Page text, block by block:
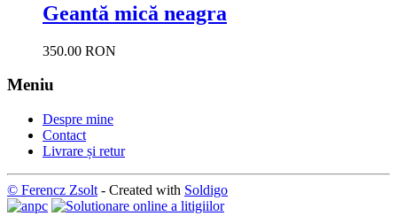
Geantă mică neagra
350.00 RON
Meniu
Despre mine
Contact
Livrare și retur
© Ferencz Zsolt - Created with Soldigo